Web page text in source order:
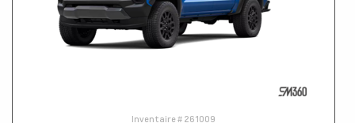
Inventaire # 261009